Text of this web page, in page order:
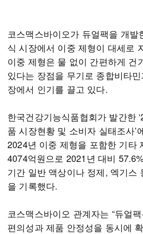
코스맥스바이오가 듀얼팩을 개발
식 시장에서 이중 제형이 대세로
이중 제형은 물 없이 간편하게 건
있다는 장점을 무기로 종합비타
장에서 인기를 끌고 있다.
한국건강기능식품협회가 발간한
품 시장현황 및 소비자 실태조사’
2024년 이중 제형을 포함한 기타
4074억원으로 2021년 대비
기간 일반 액상이나 정제, 엑기스
을 기록했다.
코스맥스바이오 관계자는 “듀얼
편의성과 제품 안정성을 동시에